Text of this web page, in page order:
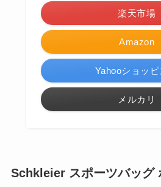
Amazon
楽天市場
Yahooショッ
メルカリ
Schkleier スポーツバッグ